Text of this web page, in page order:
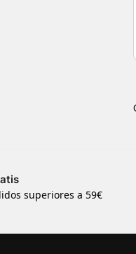
superiores a 59€